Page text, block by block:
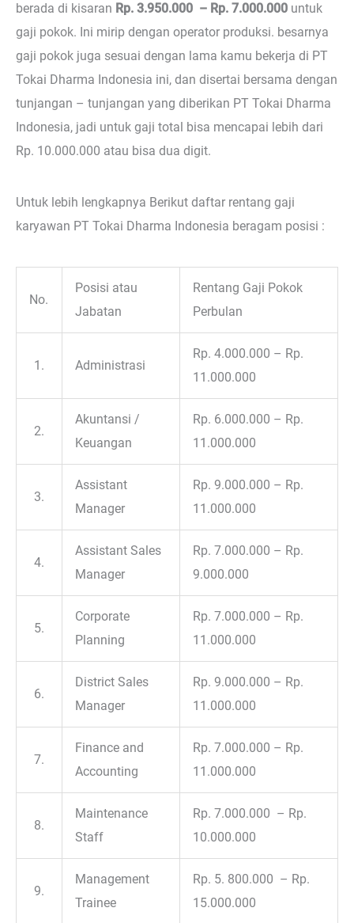
berada di kisaran Rp. 3.950.000 – Rp. 7.000.000 untuk
gaji pokok. Ini mirip dengan operator produksi. besarnya
gaji pokok juga sesuai dengan lama kamu bekerja di PT
Tokai Dharma Indonesia ini, dan disertai bersama dengan
tunjangan – tunjangan yang diberikan PT Tokai Dharma
Indonesia, jadi untuk gaji total bisa mencapai lebih dari
Rp. 10.000.000 atau bisa dua digit.
Untuk lebih lengkapnya Berikut daftar rentang gaji
karyawan PT Tokai Dharma Indonesia beragam posisi :
No.
Posisi atau
Jabatan
Rentang Gaji Pokok
Perbulan
1. Administrasi
Rp. 4.000.000 – Rp.
11.000.000
2.
Akuntansi /
Keuangan
Rp. 6.000.000 – Rp.
11.000.000
3.
Assistant
Manager
Rp. 9.000.000 – Rp.
11.000.000
4.
Assistant Sales
Manager
Rp. 7.000.000 – Rp.
9.000.000
5.
Corporate
Planning
Rp. 7.000.000 – Rp.
11.000.000
6.
District Sales
Manager
Rp. 9.000.000 – Rp.
11.000.000
7.
Finance and
Accounting
Rp. 7.000.000 – Rp.
11.000.000
8.
Maintenance
Staff
Rp. 7.000.000 – Rp.
10.000.000
9.
Management
Trainee
Rp. 5. 800.000 – Rp.
15.000.000